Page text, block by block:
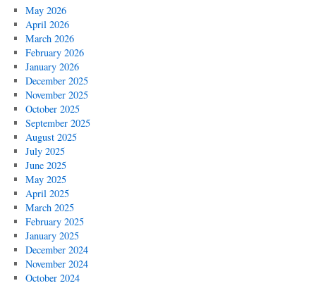
May 2026
April 2026
March 2026
February 2026
January 2026
December 2025
November 2025
October 2025
September 2025
August 2025
July 2025
June 2025
May 2025
April 2025
March 2025
February 2025
January 2025
December 2024
November 2024
October 2024